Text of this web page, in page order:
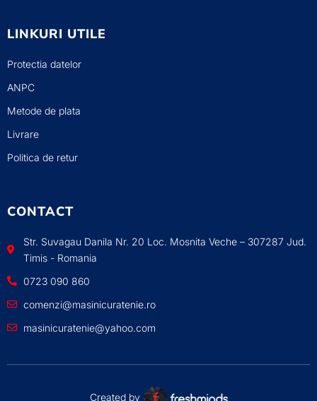
LINKURI UTILE
Protectia datelor
ANPC
Metode de plata
Livrare
Politica de retur
CONTACT
Str. Suvagau Danila Nr. 20 Loc. Mosnita Veche – 307287 Jud.
Timis - Romania
0723 090 860
comenzi@masinicuratenie.ro
masinicuratenie@yahoo.com
Created by